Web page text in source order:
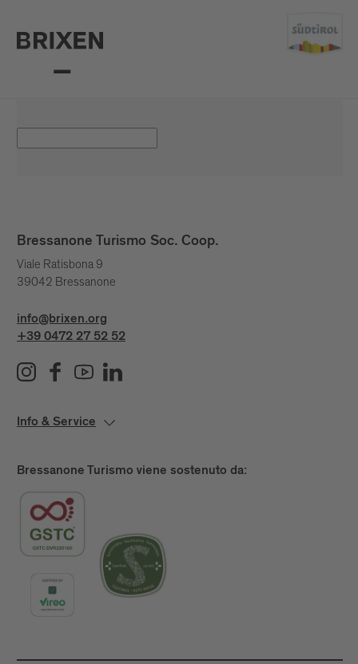
Bressanone Turismo Soc. Coop.
Viale Ratisbona 9
39042 Bressanone
info@brixen.org
+39 0472 27 52 52
Info & Service
Bressanone Turismo viene sostenuto da: